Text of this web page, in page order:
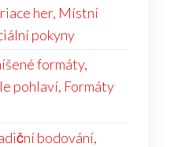
her, Místní
pokyny
formáty,
pohlaví, Formáty
bodování,